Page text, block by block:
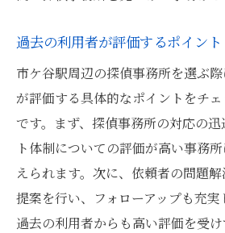
過去の利用者が評価するポイント
市ケ谷駅周辺の探偵事務所を選ぶ
が評価する具体的なポイントをチ
です。まず、探偵事務所の対応の
ト体制についての評価が高い事務
えられます。次に、依頼者の問題
提案を行い、フォローアップも充実
過去の利用者からも高い評価を受